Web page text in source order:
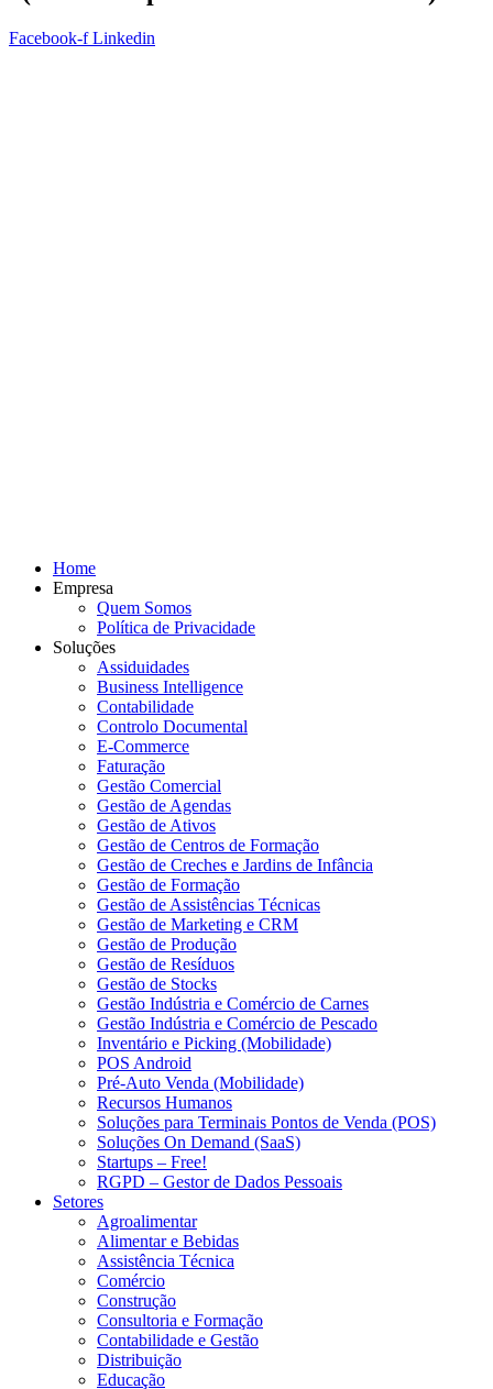
Facebook-f Linkedin
Home
Empresa
Quem Somos
Política de Privacidade
Soluções
Assiduidades
Business Intelligence
Contabilidade
Controlo Documental
E-Commerce
Faturação
Gestão Comercial
Gestão de Agendas
Gestão de Ativos
Gestão de Centros de Formação
Gestão de Creches e Jardins de Infância
Gestão de Formação
Gestão de Assistências Técnicas
Gestão de Marketing e CRM
Gestão de Produção
Gestão de Resíduos
Gestão de Stocks
Gestão Indústria e Comércio de Carnes
Gestão Indústria e Comércio de Pescado
Inventário e Picking (Mobilidade)
POS Android
Pré-Auto Venda (Mobilidade)
Recursos Humanos
Soluções para Terminais Pontos de Venda (POS)
Soluções On Demand (SaaS)
Startups – Free!
RGPD – Gestor de Dados Pessoais
Setores
Agroalimentar
Alimentar e Bebidas
Assistência Técnica
Comércio
Construção
Consultoria e Formação
Contabilidade e Gestão
Distribuição
Educação